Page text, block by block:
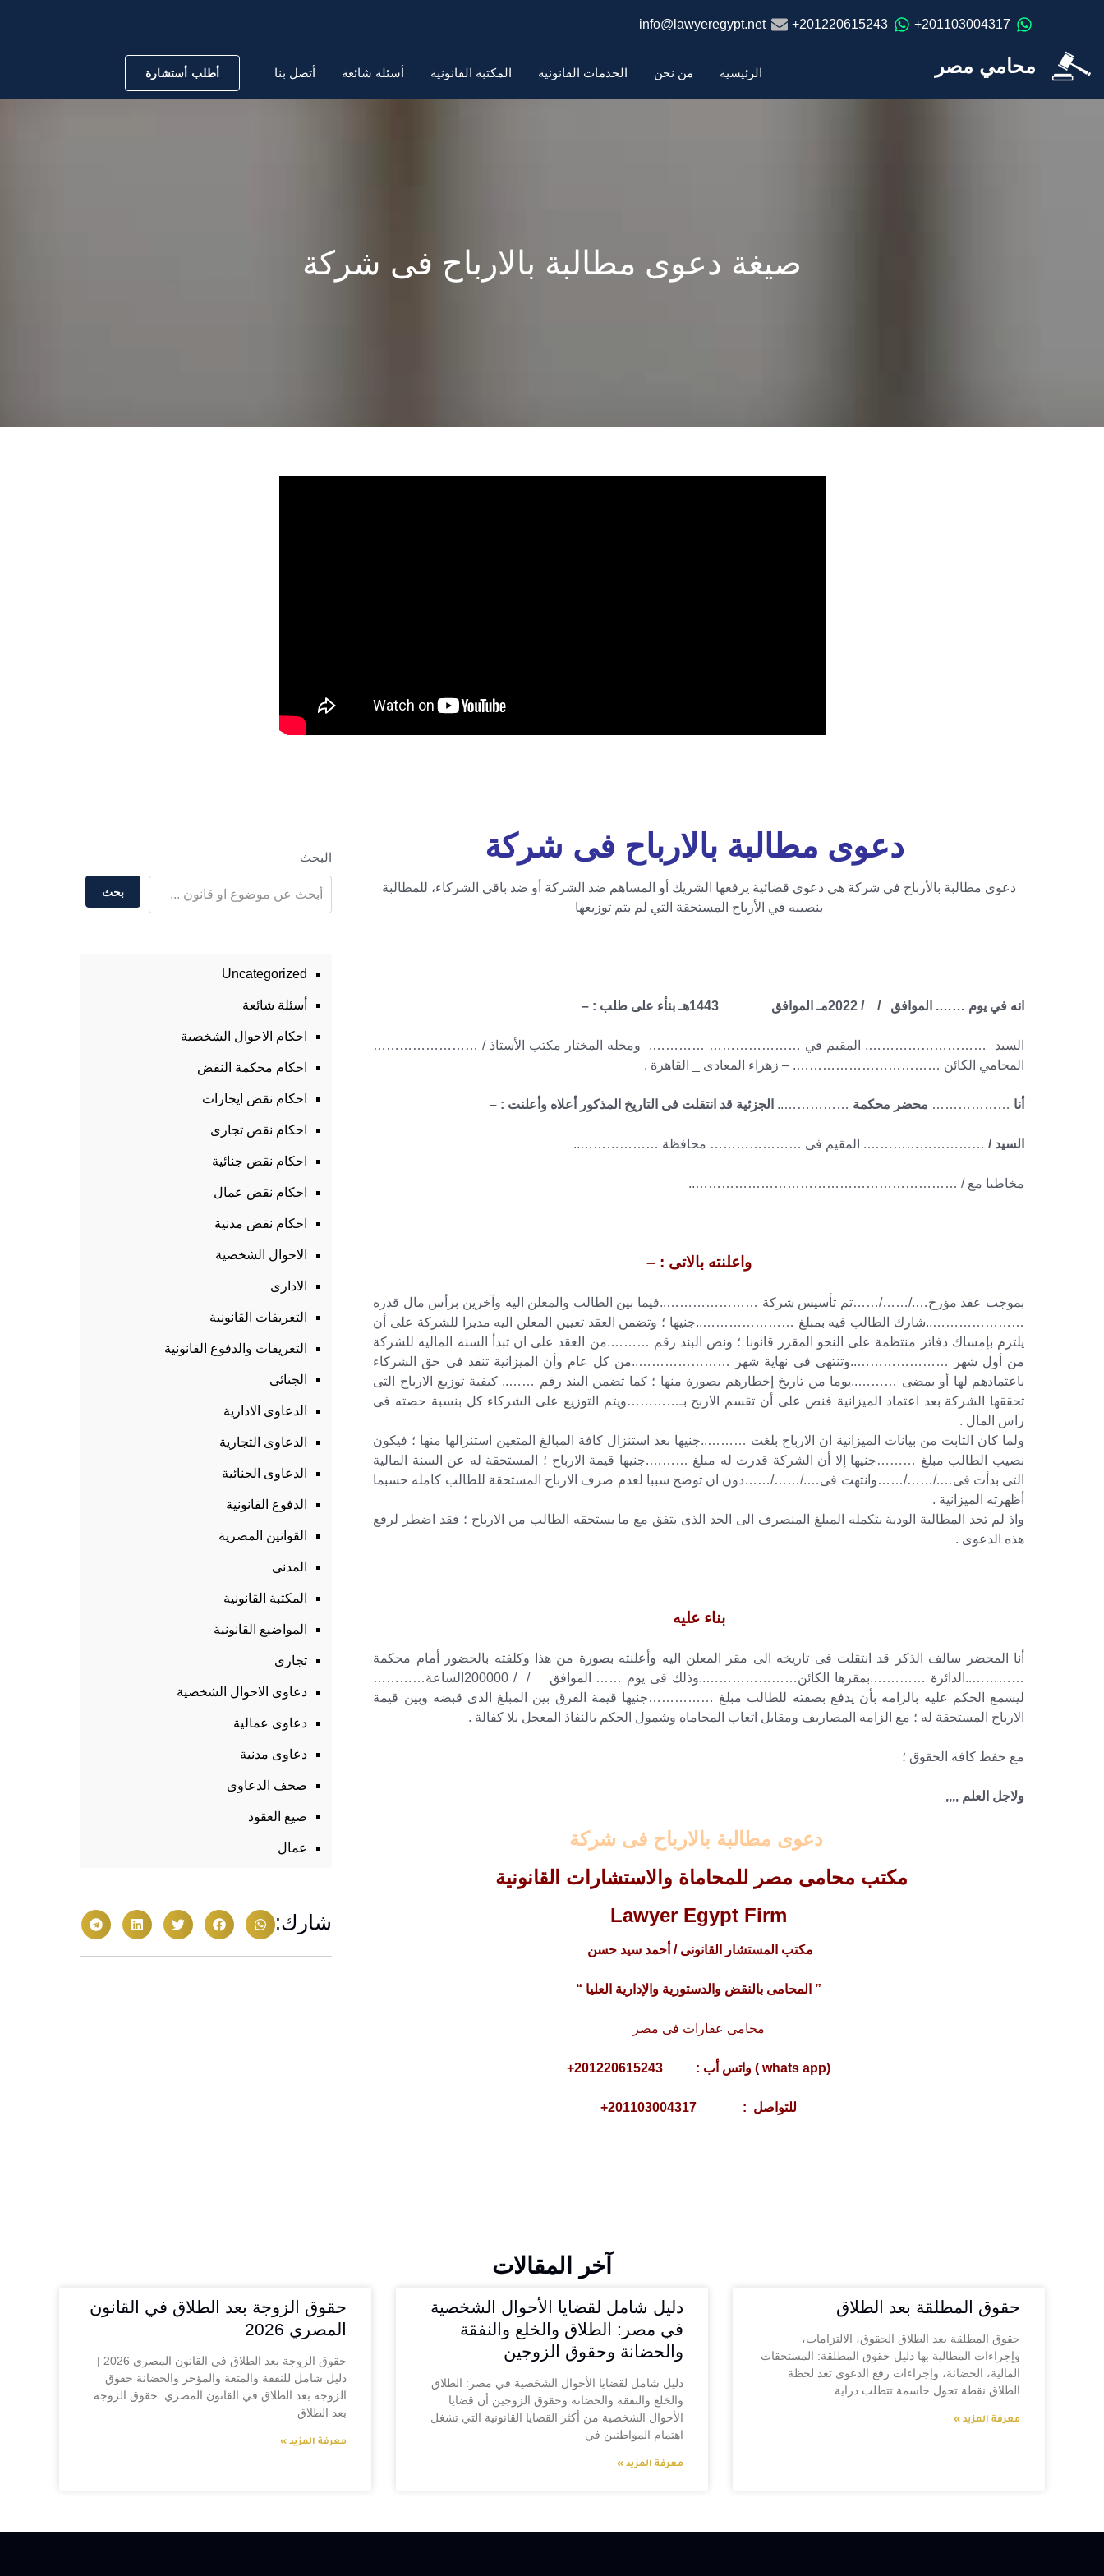
201103004317+
201220615243+
info@lawyeregypt.net
محامي مصر الرئيسية من نحن الخدمات القانونية المكتبة القانونية أسئلة شائعة أتصل بنا أطلب أستشارة
صيغة دعوى مطالبة بالارباح فى شركة
دعوى مطالبة بالارباح فى شركة
دعوى مطالبة بالأرباح في شركة هي دعوى قضائية يرفعها الشريك أو المساهم ضد الشركة أو ضد باقي الشركاء، للمطالبة
بنصيبه في الأرباح المستحقة التي لم يتم توزيعها
انه في يوم ……. الموافق / / 2022مـ الموافق 1443هـ بنأء على طلب : –
السيد ………………………. المقيم في ………………… …………. ومحله المختار مكتب الأستاذ / ……………………
المحامي الكائن ……………………………. – زهراء المعادى _ القاهرة .
أنا ……………… محضر محكمة …………….. الجزئية قد انتقلت فى التاريخ المذكور أعلاه وأعلنت : –
السيد / ………………………. المقيم فى ………………… محافظة ………………..
مخاطبا مع / ……………………………………………………..
واعلنته بالاتى : –
بموجب عقد مؤرخ…./……/……تم تأسيس شركة …………………..فيما بين الطالب والمعلن اليه وآخرين برأس مال قدره
…………………..شارك الطالب فيه بمبلغ …………………..جنيها ؛ وتضمن العقد تعيين المعلن اليه مديرا للشركة على أن
يلتزم بإمساك دفاتر منتظمة على النحو المقرر قانونا ؛ ونص البند رقم ……….من العقد على ان تبدأ السنه الماليه للشركة
من أول شهر …………………..وتنتهى فى نهاية شهر …………………..من كل عام وأن الميزانية تنفذ فى حق الشركاء
باعتمادهم لها أو بمضى ………..يوما من تاريخ إخطارهم بصورة منها ؛ كما تضمن البند رقم …….. كيفية توزيع الارباح التى
تحققها الشركة بعد اعتماد الميزانية فنص على أن تقسم الاربح بـ…………ويتم التوزيع على الشركاء كل بنسبة حصته فى
راس المال .
ولما كان الثابت من بيانات الميزانية ان الارباح بلغت ………..جنيها بعد استنزال كافة المبالغ المتعين استنزالها منها ؛ فيكون
نصيب الطالب مبلغ ………جنيها إلا أن الشركة قدرت له مبلغ ……….جنيها قيمة الارباح ؛ المستحقة له عن السنة المالية
التى بدأت فى…./……/……وانتهت فى…./……/……دون ان توضح سببا لعدم صرف الارباح المستحقة للطالب كامله حسبما
أظهرته الميزانية .
واذ لم تجد المطالبة الودية بتكمله المبلغ المنصرف الى الحد الذى يتفق مع ما يستحقه الطالب من الارباح ؛ فقد اضطر لرفع
هذه الدعوى .
بناء عليه
أنا المحضر سالف الذكر قد انتقلت فى تاريخه الى مقر المعلن اليه وأعلنته بصورة من هذا وكلفته بالحضور أمام محكمة
…………..الدائرة ………….بمقرها الكائن…………………..وذلك فى يوم …… الموافق / / 200000الساعة…………
ليسمع الحكم عليه بالزامه بأن يدفع بصفته للطالب مبلغ ……………جنيها قيمة الفرق بين المبلغ الذى قبضه وبين قيمة
الارباح المستحقة له ؛ مع الزامه المصاريف ومقابل اتعاب المحاماه وشمول الحكم بالنفاذ المعجل بلا كفالة .
مع حفظ كافة الحقوق ؛
ولاجل العلم ,,,,
دعوى مطالبة بالارباح فى شركة
مكتب محامى مصر للمحاماة والاستشارات القانونية
Lawyer Egypt Firm
مكتب المستشار القانونى / أحمد سيد حسن
” المحامى بالنقض والدستورية والإدارية العليا “
محامى عقارات فى مصر
(whats app ) واتس أب : 201220615243+
للتواصل : 201103004317+
البحث
بحث
Uncategorized
أسئلة شائعة
احكام الاحوال الشخصية
احكام محكمة النقض
احكام نقض ايجارات
احكام نقض تجارى
احكام نقض جنائية
احكام نقض عمال
احكام نقض مدنية
الاحوال الشخصية
الادارى
التعريفات القانونية
التعريفات والدفوع القانونية
الجنائى
الدعاوى الادارية
الدعاوى التجارية
الدعاوى الجنائية
الدفوع القانونية
القوانين المصرية
المدنى
المكتبة القانونية
المواضيع القانونية
تجارى
دعاوى الاحوال الشخصية
دعاوى عمالية
دعاوى مدنية
صحف الدعاوى
صيغ العقود
عمال
شارك:
آخر المقالات
حقوق المطلقة بعد الطلاق
حقوق المطلقة بعد الطلاق الحقوق، الالتزامات،
وإجراءات المطالبة بها دليل حقوق المطلقة: المستحقات
المالية، الحضانة، وإجراءات رفع الدعوى تعد لحظة
الطلاق نقطة تحول حاسمة تتطلب دراية
معرفة المزيد »
دليل شامل لقضايا الأحوال الشخصية
في مصر: الطلاق والخلع والنفقة
والحضانة وحقوق الزوجين
دليل شامل لقضايا الأحوال الشخصية في مصر: الطلاق
والخلع والنفقة والحضانة وحقوق الزوجين أن قضايا
الأحوال الشخصية من أكثر القضايا القانونية التي تشغل
اهتمام المواطنين في
معرفة المزيد »
حقوق الزوجة بعد الطلاق في القانون
المصري 2026
حقوق الزوجة بعد الطلاق في القانون المصري 2026 |
دليل شامل للنفقة والمتعة والمؤخر والحضانة حقوق
الزوجة بعد الطلاق في القانون المصري حقوق الزوجة
بعد الطلاق
معرفة المزيد »